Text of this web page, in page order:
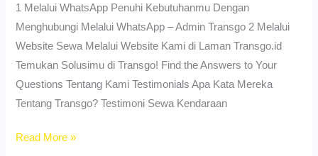
Hemat
1 Melalui WhatsApp Penuhi Kebutuhanmu Dengan
Menghubungi Melalui WhatsApp – Admin Transgo 2 Melalui
Website Sewa Melalui Website Kami di Laman Transgo.id
Temukan Solusimu di Transgo! Find the Answers to Your
Questions Tentang Kami Testimonials Apa Kata Mereka
Tentang Transgo? Testimoni Sewa Kendaraan
Rental
Read More »